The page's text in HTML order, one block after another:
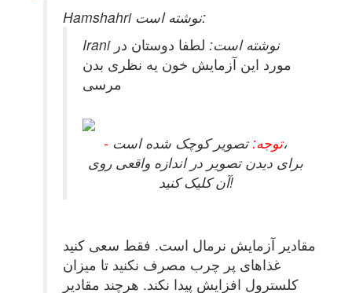
Hamshahri نوشته است:
Irani نوشته است: لطفا دوستان در
مورد این آزمایش خون یه نظری بدن
مرسی
- توجه:تصویر کوچک شده است،
برای دیدن تصویر در اندازه واقعی روی
آن کلیک کنید!
مقادیر آزمایش نرمال است. فقط سعی کنید
غذاهای پر چرب مصرف نکنید تا میزان
کلسترول افزایش پیدا نکند. هرچند مقادیر